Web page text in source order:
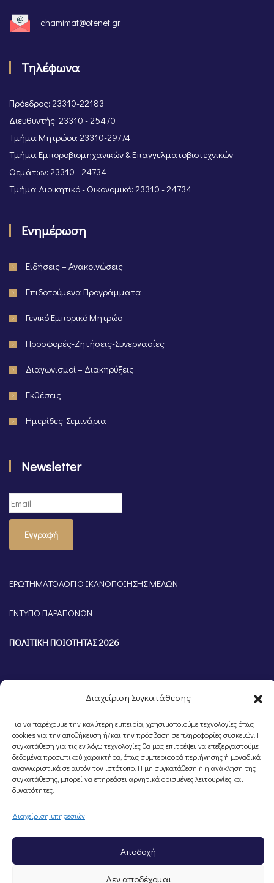
Διαχείριση Συγκατάθεσης
Για να παρέχουμε την καλύτερη εμπειρία, χρησιμοποιούμε τεχνολογίες όπως
cookies για την αποθήκευση ή/και την πρόσβαση σε πληροφορίες συσκευών. Η
συγκατάθεση για τις εν λόγω τεχνολογίες θα μας επιτρέψει να επεξεργαστούμε
δεδομένα προσωπικού χαρακτήρα, όπως συμπεριφορά περιήγησης ή μοναδικά
αναγνωριστικά σε αυτόν τον ιστότοπο. Η μη συγκατάθεση ή η ανάκληση της
συγκατάθεσης, μπορεί να επηρεάσει αρνητικά ορισμένες λειτουργίες και
δυνατότητες.
Διαχείριση υπηρεσιών
Αποδοχή
Δεν αποδέχομαι
chamimat@otenet.gr
Τηλέφωνα
Πρόεδρος: 23310-22183
Διευθυντής: 23310 - 25470
Τμήμα Μητρώου: 23310-29774
Τμήμα Εμποροβιομηχανικών & Επαγγελματοβιοτεχνικών
Θεμάτων: 23310 - 24734
Τμήμα Διοικητικό - Οικονομικό: 23310 - 24734
Ενημέρωση
Ειδήσεις – Ανακοινώσεις
Επιδοτούμενα Προγράμματα
Γενικό Εμπορικό Μητρώο
Προσφορές-Ζητήσεις-Συνεργασίες
Διαγωνισμοί – Διακηρύξεις
Εκθέσεις
Ημερίδες-Σεμινάρια
Newsletter
Εγγραφή
ΕΡΩΤΗΜΑΤΟΛΟΓΙΟ ΙΚΑΝΟΠΟΙΗΣΗΣ ΜΕΛΩΝ
ΕΝΤΥΠΟ ΠΑΡΑΠΟΝΩΝ
ΠΟΛΙΤΙΚΗ ΠΟΙΟΤΗΤΑΣ 2026
©Portal Επιμελητηρίου Ημαθίας, Powered byKnowledge A.E.